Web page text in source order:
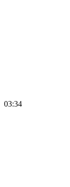
03:34